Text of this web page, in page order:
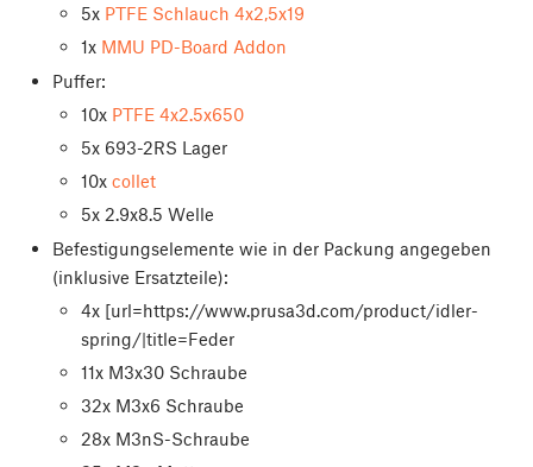
5x PTFE Schlauch 4x2,5x19
1x MMU PD-Board Addon
Puffer:
10x PTFE 4x2.5x650
5x 693-2RS Lager
10x collet
5x 2.9x8.5 Welle
Befestigungselemente wie in der Packung angegeben
(inklusive Ersatzteile):
4x [url=https://www.prusa3d.com/product/idler-
spring/|title=Feder
11x M3x30 Schraube
32x M3x6 Schraube
28x M3nS-Schraube